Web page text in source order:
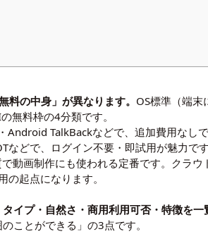
の中身」が異なります。 OS標準（端末
無料枠の4分類です。
TalkBackなどで、追加費用なし
どで、ログイン不要・即試用が魅力です
動画制作にも使われる定番です。クラウ
起点になります。
イプ・自然さ・商用利用可否・特徴を一
ことができる」の3点です。